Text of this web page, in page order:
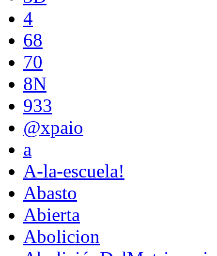
4
68
70
8N
933
@xpaio
a
A-la-escuela!
Abasto
Abierta
Abolicion